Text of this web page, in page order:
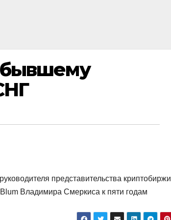
бывшему
представительства криптобиржи
Владимира Смеркиса к пяти годам